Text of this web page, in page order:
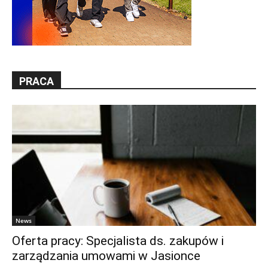
PRACA
News
Oferta pracy: Specjalista ds. zakupów i
zarządzania umowami w Jasionce